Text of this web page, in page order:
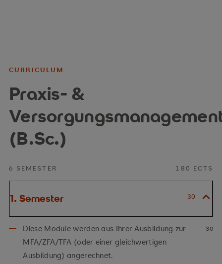
CURRICULUM
Praxis- &
(B.Sc.)
6 SEMESTER 180 ECTS
1. Semester 30
Diese Module werden aus Ihrer Ausbildung zur
MFA/ZFA/TFA (oder einer gleichwertigen
Ausbildung) angerechnet.
30